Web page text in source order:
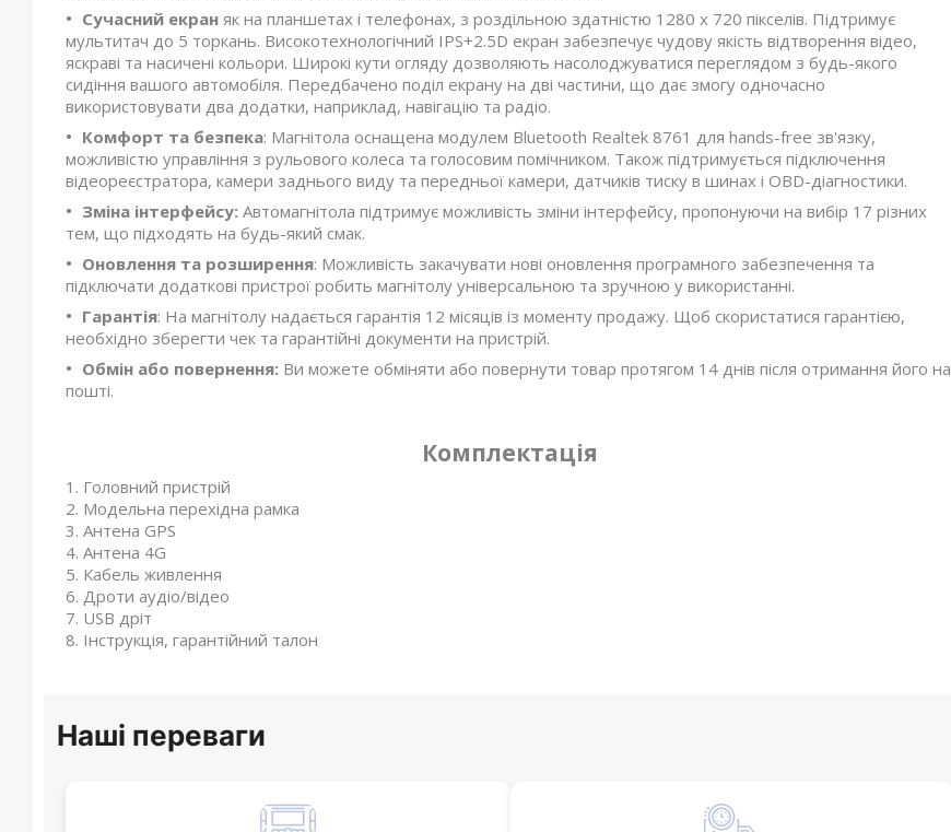
Сучасний екран як на планшетах і телефонах, з роздільною здатністю 1280 х 720 пікселів. Підтримує
мультитач до 5 торкань. Високотехнологічний IPS+2.5D екран забезпечує чудову якість відтворення відео,
яскраві та насичені кольори. Широкі кути огляду дозволяють насолоджуватися переглядом з будь-якого
сидіння вашого автомобіля. Передбачено поділ екрану на дві частини, що дає змогу одночасно
використовувати два додатки, наприклад, навігацію та радіо.
Комфорт та безпека: Магнітола оснащена модулем Bluetooth Realtek 8761 для hands-free зв'язку,
можливістю управління з рульового колеса та голосовим помічником. Також підтримується підключення
відеореєстратора, камери заднього виду та передньої камери, датчиків тиску в шинах і OBD-діагностики.
Зміна інтерфейсу: Автомагнітола підтримує можливість зміни інтерфейсу, пропонуючи на вибір 17 різних
тем, що підходять на будь-який смак.
Оновлення та розширення: Можливість закачувати нові оновлення програмного забезпечення та
підключати додаткові пристрої робить магнітолу універсальною та зручною у використанні.
Гарантія: На магнітолу надається гарантія 12 місяців із моменту продажу. Щоб скористатися гарантією,
необхідно зберегти чек та гарантійні документи на пристрій.
Обмін або повернення: Ви можете обміняти або повернути товар протягом 14 днів після отримання його на
пошті.
Комплектація
Головний пристрій
Модельна перехідна рамка
Антена GPS
Антена 4G
Кабель живлення
Дроти аудіо/відео
USB дріт
Інструкція, гарантійний талон
Наші переваги